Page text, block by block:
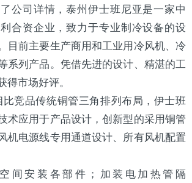
公司详情，泰州伊士班尼亚是一家中
合资企业，致力于专业制冷设备的设
目前主要生产商用和工业用冷风机、 冷
系列产品。凭借先进的设计、精湛的工
市场好评。
竞品传统铜管三角排列布局，伊士班
术应用于产品设计，创新型的采用铜管
机电源线专用通道设计、所有风机配置
安装各部件；加装 电加热管隔